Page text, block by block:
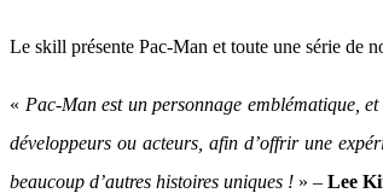
Le skill présente Pac-Man et toute une série de
« Pac-Man est un personnage emblématique,
développeurs ou acteurs, afin d’offrir une
beaucoup d’autres histoires uniques ! » – Lee